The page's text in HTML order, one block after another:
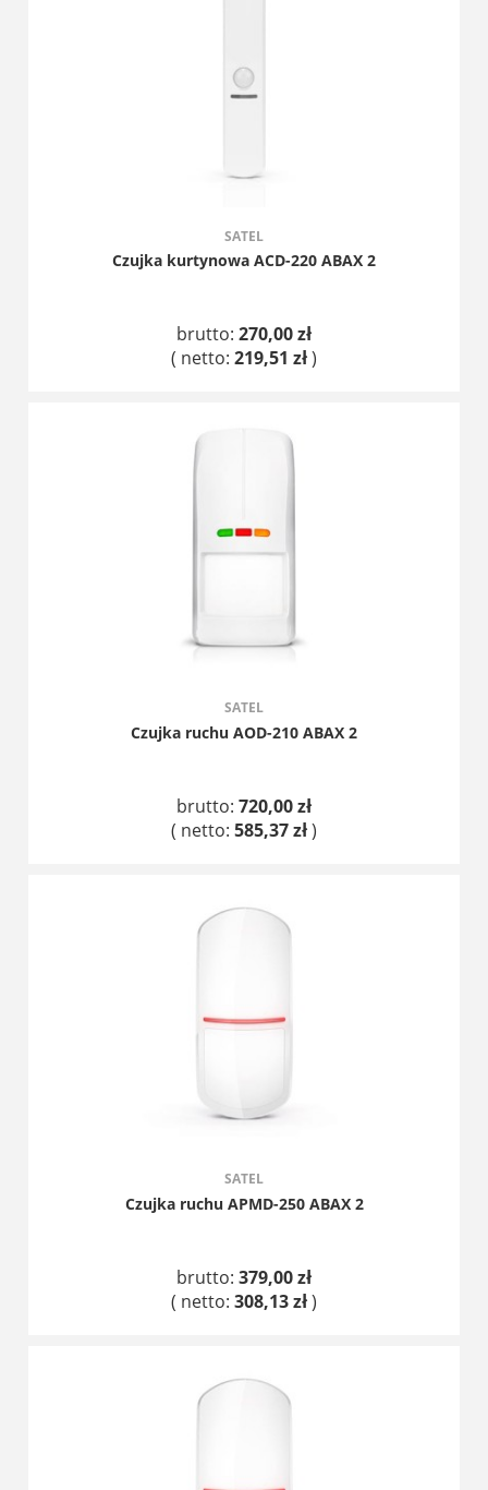
SATEL
Czujka kurtynowa ACD-220 ABAX 2
brutto: 270,00 zł
( netto: 219,51 zł)
SATEL
Czujka ruchu AOD-210 ABAX 2
brutto: 720,00 zł
( netto: 585,37 zł)
SATEL
Czujka ruchu APMD-250 ABAX 2
brutto: 379,00 zł
( netto: 308,13 zł)